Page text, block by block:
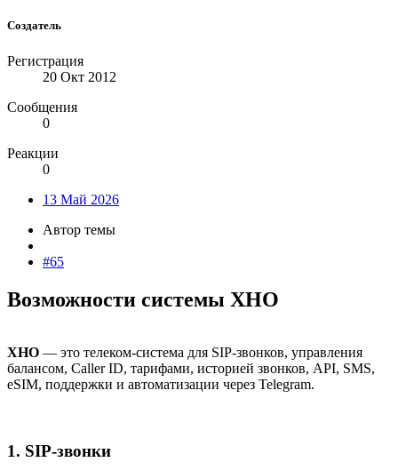
Создатель
Регистрация
20 Окт 2012
Сообщения
0
Реакции
0
13 Май 2026
Автор темы
#65
Возможности системы XHO​
XHO — это телеком-система для SIP-звонков, управления
балансом, Caller ID, тарифами, историей звонков, API, SMS,
eSIM, поддержки и автоматизации через Telegram.
1. SIP-звонки​